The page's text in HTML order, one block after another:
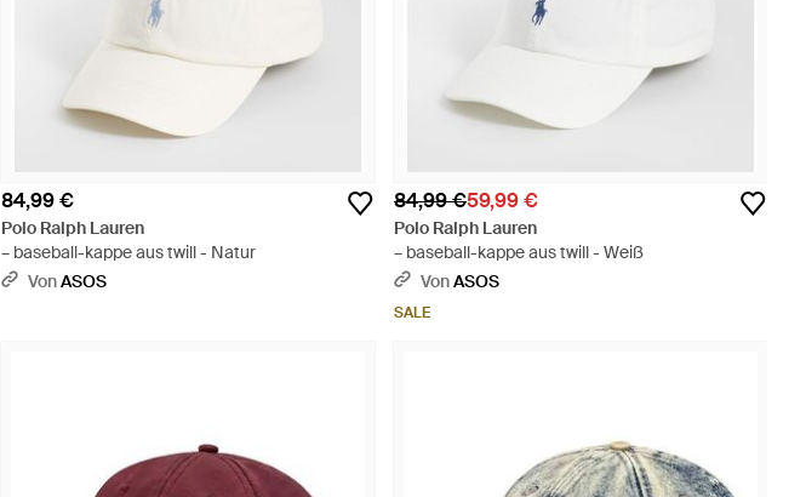
84,99 €
Polo Ralph Lauren
– baseball-kappe aus twill - Natur
VonASOS
84,99 €59,99 €
Polo Ralph Lauren
– baseball-kappe aus twill - Weiß
VonASOS
SALE